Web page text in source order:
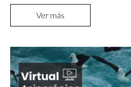
Ver más